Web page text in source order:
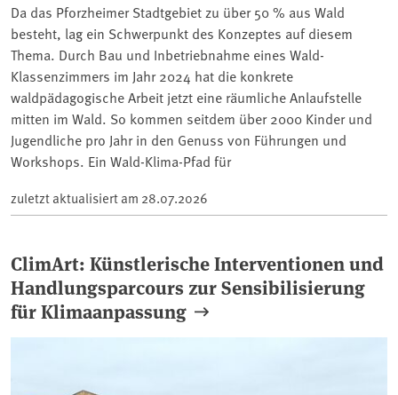
Da das Pforzheimer Stadtgebiet zu über 50 % aus Wald
besteht, lag ein Schwerpunkt des Konzeptes auf diesem
Thema. Durch Bau und Inbetriebnahme eines Wald-
Klassenzimmers im Jahr 2024 hat die konkrete
waldpädagogische Arbeit jetzt eine räumliche Anlaufstelle
mitten im Wald. So kommen seitdem über 2000 Kinder und
Jugendliche pro Jahr in den Genuss von Führungen und
Workshops. Ein Wald-Klima-Pfad für
zuletzt aktualisiert am 28.07.2026
ClimArt: Künstlerische Interventionen und
Handlungsparcours zur Sensibilisierung
für Klimaanpassung